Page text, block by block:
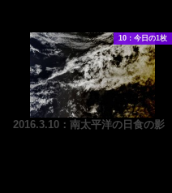
10：今日の1枚
2016.3.10：南太平洋の日食の影